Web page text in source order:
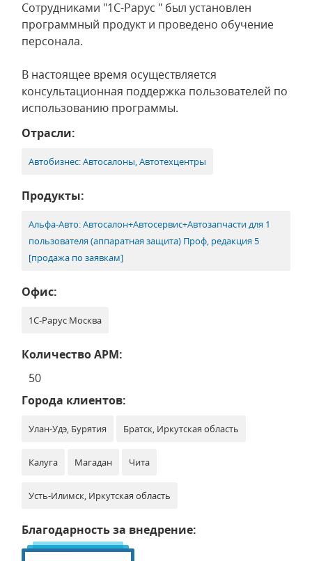
Сотрудниками "1С-Рарус " был установлен
программный продукт и проведено обучение
персонала.
В настоящее время осуществляется
консультационная поддержка пользователей по
использованию программы.
Отрасли:
Автобизнес: Автосалоны, Автотехцентры
Продукты:
Альфа-Авто: Автосалон+Автосервис+Автозапчасти для 1
пользователя (аппаратная защита) Проф, редакция 5
[продажа по заявкам]
Офис:
1С-Рарус Москва
Количество АРМ:
50
Города клиентов:
Улан-Удэ, Бурятия Братск, Иркутская область
Калуга Магадан Чита
Усть-Илимск, Иркутская область
Благодарность за внедрение: